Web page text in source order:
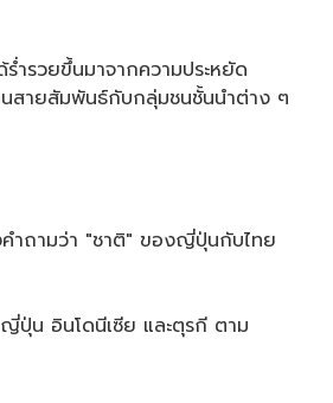
ำรวยขึ้นมาจากความประหยัด
นสายสัมพันธ์กับกลุ่มชนชั้นนำต่าง ๆ
คำถามว่า "ชาติ" ของญี่ปุ่นกับไทย
ปุ่น อินโดนีเซีย และตุรกี ตาม